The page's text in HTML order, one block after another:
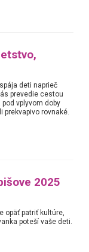
deti naprieč
prevedie cestou
vplyvom doby
rovnaké.
2025
opäť patriť kultúre,
poteší vaše deti.